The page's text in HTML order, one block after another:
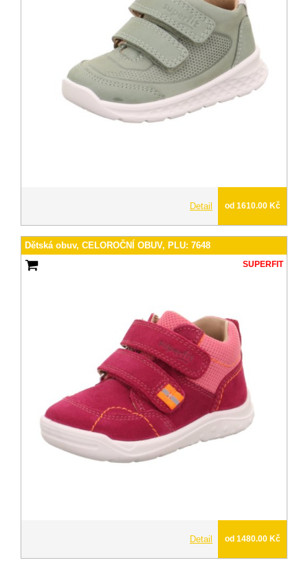
Detail od 1610.00 Kč
Dětská obuv, CELOROČNÍ OBUV, PLU: 7648
SUPERFIT
Detail od 1480.00 Kč